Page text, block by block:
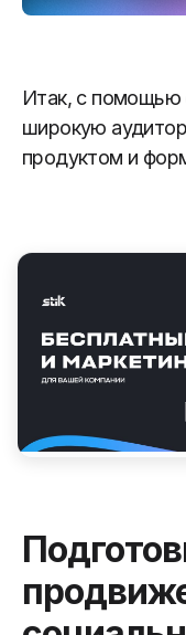
Итак, с помощью
широкую
продуктом и